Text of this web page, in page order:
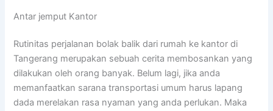
Antar jemput Kantor
Rutinitas perjalanan bolak balik dari rumah ke kantor di
Tangerang merupakan sebuah cerita membosankan yang
dilakukan oleh orang banyak. Belum lagi, jika anda
memanfaatkan sarana transportasi umum harus lapang
dada merelakan rasa nyaman yang anda perlukan. Maka